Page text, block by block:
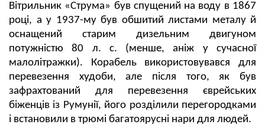
Вітрильник «Струма» був спущений на воду в 1867
році, а у 1937-му був обшитий листами металу й
оснащений старим дизельним двигуном
потужністю 80 л. с. (менше, аніж у сучасної
малолітражки). Корабель використовувався для
перевезення худоби, але після того, як був
зафрахтований для перевезення єврейських
біженців із Румунії, його розділили перегородками
і встановили в трюмі багатоярусні нари для людей.